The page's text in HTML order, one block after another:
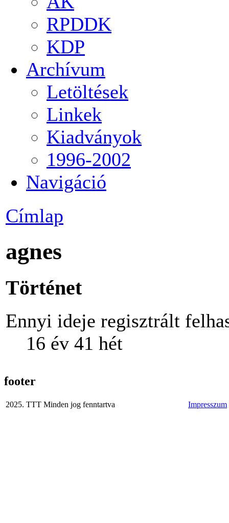
RPDDK
KDP
Archívum
Letöltések
Linkek
Kiadványok
1996-2002
Navigáció
Címlap
agnes
Történet
Ennyi ideje regisztrált
16 év 41 hét
footer
2025. TTT Minden jog fenntartva Impresszum